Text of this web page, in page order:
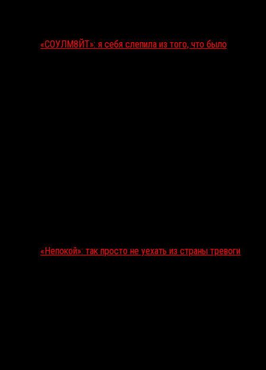
«СОУЛМ8ЙТ»: я себя слепила из того, что было
«Непокой»: так просто не уехать из страны тревоги